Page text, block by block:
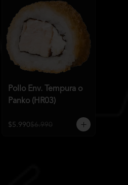
Pollo Env. Tempura o
Panko (HR03)
$5.990$6.990